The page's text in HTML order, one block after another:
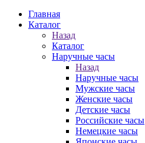
Главная
Каталог
Назад
Каталог
Наручные часы
Назад
Наручные часы
Мужские часы
Женские часы
Детские часы
Российские часы
Немецкие часы